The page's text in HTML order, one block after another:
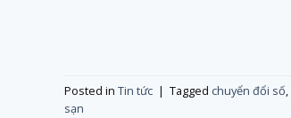
Posted in Tin tức | Tagged chuyển đổi số,
sạn